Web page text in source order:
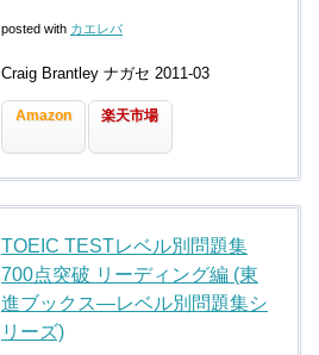
posted with カエレバ
Craig Brantley ナガセ 2011-03
Amazon 楽天市場
TOEIC TESTレベル別問題集
700点突破 リーディング編 (東
進ブックス―レベル別問題集シ
リーズ)